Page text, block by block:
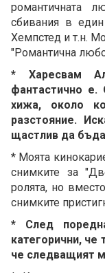
романтичната
сбивания в
Хемпстед и т.н.
"Романтична
* Харесвам
фантастично е.
хижа, около
разстояние.
щастлив да
* Моята
снимките за
ролята, но
снимките
* След
категорични,
че следващият